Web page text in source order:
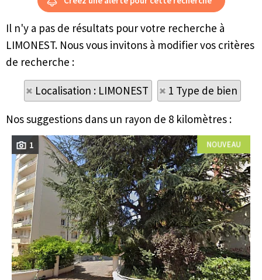
Il n'y a pas de résultats pour votre recherche à
LIMONEST. Nous vous invitons à modifier vos critères
de recherche :
Localisation : LIMONEST 1 Type de bien
Nos suggestions dans un rayon de 8 kilomètres :
1